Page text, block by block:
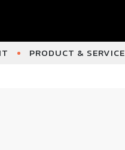
PRODUCT & SERVICE